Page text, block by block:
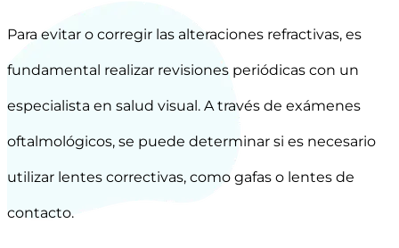
Para evitar o corregir las alteraciones refractivas, es
fundamental realizar revisiones periódicas con un
especialista en salud visual. A través de exámenes
oftalmológicos, se puede determinar si es necesario
utilizar lentes correctivas, como gafas o lentes de
contacto.